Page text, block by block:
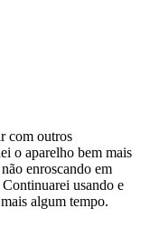
com outros
o aparelho bem mais
enroscando em
usando e
algum tempo.